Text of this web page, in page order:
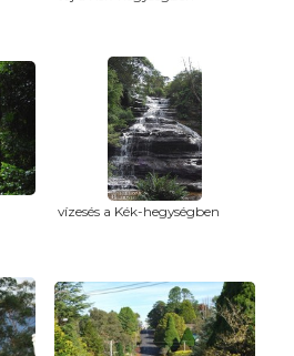
vízesés a Kék-hegységben